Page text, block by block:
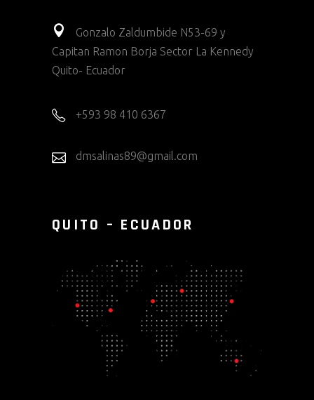
Gonzalo Zaldumbide N53-69 y
Capitan Ramon Borja Sector La Kennedy
Quito- Ecuador
+593 98 410 6367
dmsalinas89@gmail.com
QUITO – ECUADOR